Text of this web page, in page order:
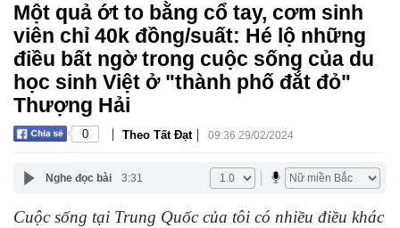
Một quả ớt to bằng cổ tay, cơm sinh
viên chỉ 40k đồng/suất: Hé lộ những
điều bất ngờ trong cuộc sống của du
học sinh Việt ở "thành phố đắt đỏ"
Thượng Hải
0 | Theo Tất Đạt | 09:36 29/02/2024
Nghe đọc bài 3:31
Cuộc sống tại Trung Quốc của tôi có nhiều điều khác